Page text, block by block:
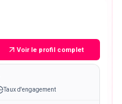
Voir le profil complet
Taux d'engagement